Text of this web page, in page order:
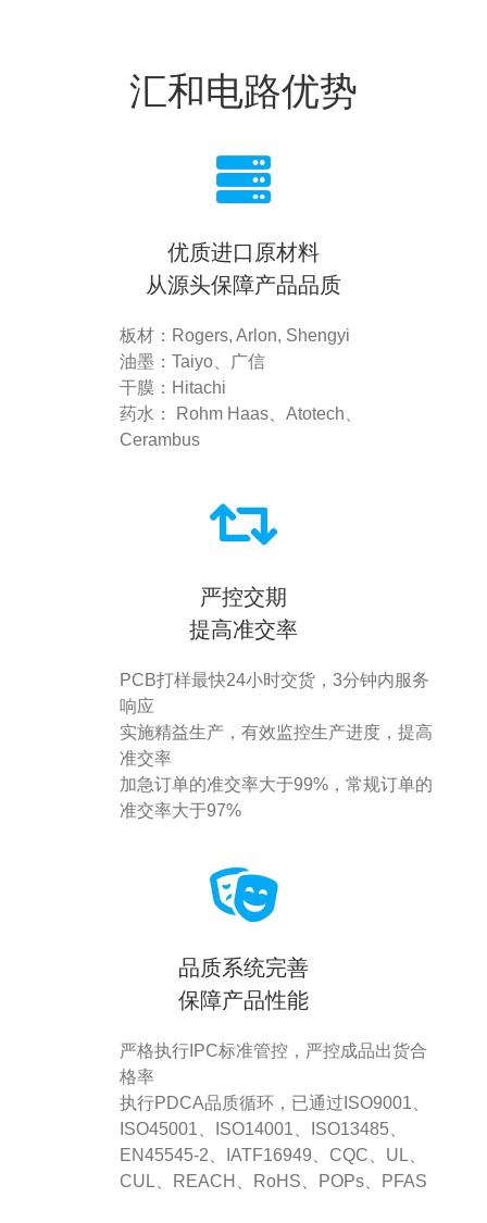
汇和电路优势
优质进口原材料
从源头保障产品品质
板材：Rogers, Arlon, Shengyi
油墨：Taiyo、广信
干膜：Hitachi
药水： Rohm Haas、Atotech、
Cerambus
严控交期
提高准交率
PCB打样最快24小时交货，3分钟内服务
响应
实施精益生产，有效监控生产进度，提高
准交率
加急订单的准交率大于99%，常规订单的
准交率大于97%
品质系统完善
保障产品性能
严格执行IPC标准管控，严控成品出货合
格率
执行PDCA品质循环，已通过ISO9001、
ISO45001 、ISO14001、
ISO13485、
EN45545-2、IATF16949、CQC、UL、
CUL、
REACH、 RoHS、POPs、PFAS